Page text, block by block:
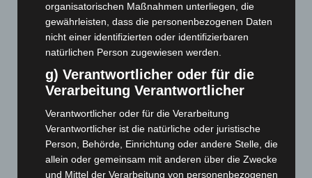
Januar 2026(122)
Dezember 2025(103)
November 2025 (114)
Oktober 2025(112)
September 2025(93)
August 2025(90)
Juli 2025
Juni 2025(103)
organisatorischen Maßnahmen unterliegen, die
gewährleisten, dass die personenbezogenen Daten
nicht einer identifizierten oder identifizierbaren
natürlichen Person zugewiesen werden.
g) Verantwortlicher oder für die
Verarbeitung Verantwortlicher
Verantwortlicher oder für die Verarbeitung
Verantwortlicher ist die natürliche oder juristische
Person, Behörde, Einrichtung oder andere Stelle, die
allein oder gemeinsam mit anderen über die Zwecke
und Mittel der Verarbeitung von personenbezogenen